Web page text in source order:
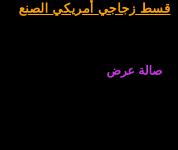
قسط زجاجي أمريكي الصنع
صالة عرض